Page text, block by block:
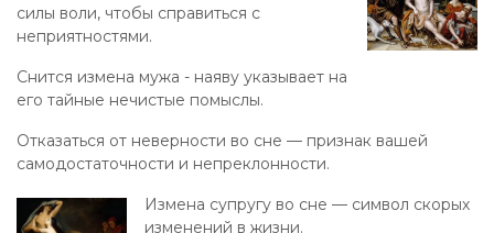
силы воли, чтобы справиться с
неприятностями.
Снится измена мужа - наяву указывает на
его тайные нечистые помыслы.
Отказаться от неверности во сне — признак вашей
самодостаточности и непреклонности.
Измена супругу во сне — символ скорых
изменений в жизни.